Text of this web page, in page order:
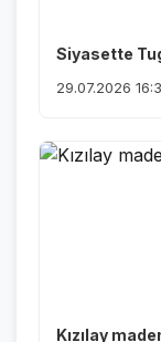
Siyasette
29.07.2026
Kızılay